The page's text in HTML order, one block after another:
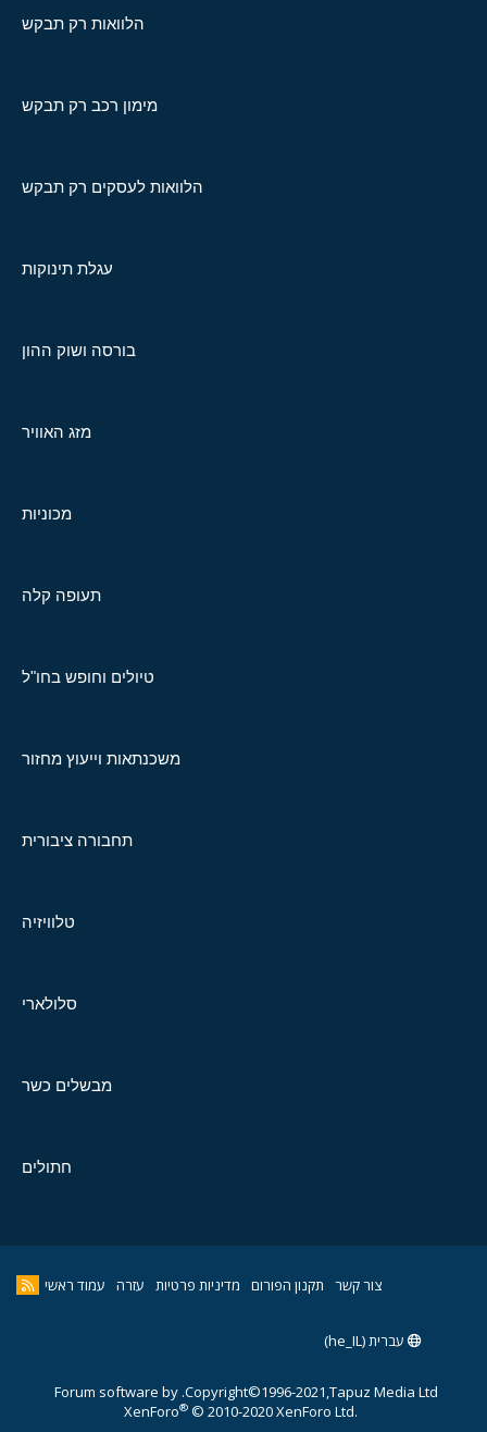
הלוואות רק תבקש
מימון רכב רק תבקש
הלוואות לעסקים רק תבקש
עגלת תינוקות
בורסה ושוק ההון
מזג האוויר
מכוניות
תעופה קלה
טיולים וחופש בחו"ל
משכנתאות וייעוץ מחזור
תחבורה ציבורית
טלוויזיה
סלולארי
מבשלים כשר
חתולים
צור קשר תקנון הפורום מדיניות פרטיות עזרה עמוד ראשי
עברית (he_IL)
Copyright©1996-2021,Tapuz Media Ltd.
Forum software by
XenForo® © 2010-2020 XenForo Ltd.